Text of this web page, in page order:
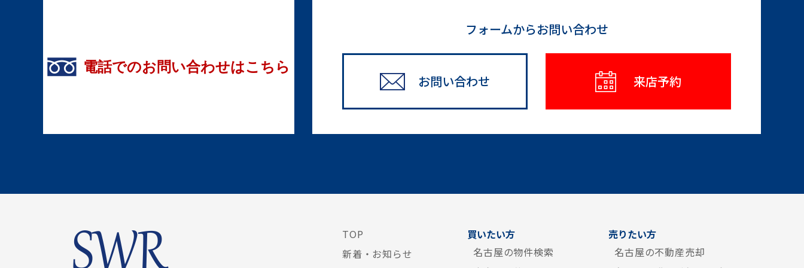
電話でのお問い合わせはこちら
フォームからお問い合わせ
お問い合わせ 来店予約
TOP
新着・お知らせ
買いたい方
名古屋の物件検索
売りたい方
名古屋の不動産売却